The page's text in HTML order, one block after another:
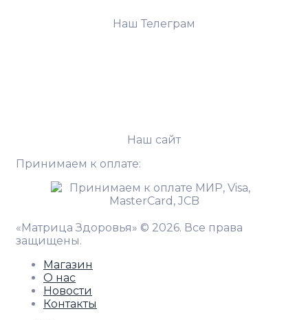
Наш Телеграм
Наш сайт
Принимаем к оплате:
«Матрица Здоровья» © 2026. Все права
защищены.
Магазин
О нас
Новости
Контакты